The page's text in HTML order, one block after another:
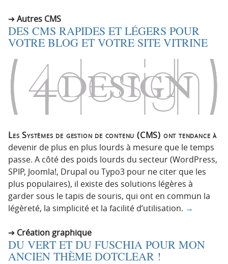
Autres CMS
DES CMS RAPIDES ET LÉGERS POUR
VOTRE BLOG ET VOTRE SITE VITRINE
Les Systèmes de gestion de contenu (CMS) ont tendance à
devenir de plus en plus lourds à mesure que le temps
passe. A côté des poids lourds du secteur (WordPress,
SPIP, Joomla!, Drupal ou Typo3 pour ne citer que les
plus populaires), il existe des solutions légères à
garder sous le tapis de souris, qui ont en commun la
légèreté, la simplicité et la facilité d’utilisation. →
Création graphique
DU VERT ET DU FUSCHIA POUR MON
ANCIEN THÈME DOTCLEAR !